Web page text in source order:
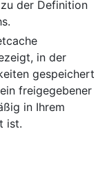
der Definition
in der
gespeichert
freigegebener
in Ihrem
ist.